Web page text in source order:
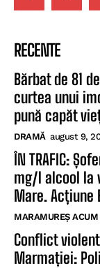
RECENTE
Bărbat de 81
curtea unui
pună capăt
DRAMĂ august 9,
ÎN TRAFIC:
mg/l alcool la
Mare. Acțiune
MARAMUREȘ ACUM
Conflict
Marmației: